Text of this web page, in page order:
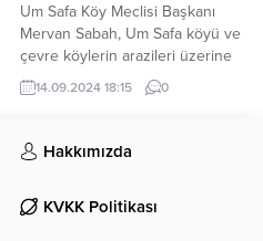
Um Safa Köy Meclisi Başkanı
Mervan Sabah, Um Safa köyü ve
çevre köylerin arazileri üzerine
kurulan daha önce gasbedilerek
kurulmuş “Ateret” yerleşiminden
de buldozerlerle yıkıp üzerlerine
çadır kurarak, buralara el
Sabah, Filistin topraklarını
14.09.2024 18:15 0
Hakkımızda
KVKK Politikası